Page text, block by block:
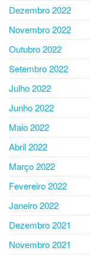
Dezembro 2022
Novembro 2022
Outubro 2022
Setembro 2022
Julho 2022
Junho 2022
Maio 2022
Abril 2022
Março 2022
Fevereiro 2022
Janeiro 2022
Dezembro 2021
Novembro 2021